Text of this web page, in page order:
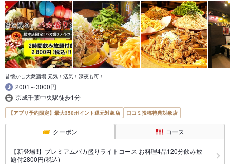
昔懐かし大衆酒場.元気！活気！深夜も可！
2001～3000円
京成千葉中央駅徒歩1分
【アプリ予約限定】最大350ポイント還元対象店 口コミ投稿特典対象店
クーポン コース
【新登場!!】プレミアムバカ盛りライトコース お料理4品120分飲み放
題付2800円(税込)